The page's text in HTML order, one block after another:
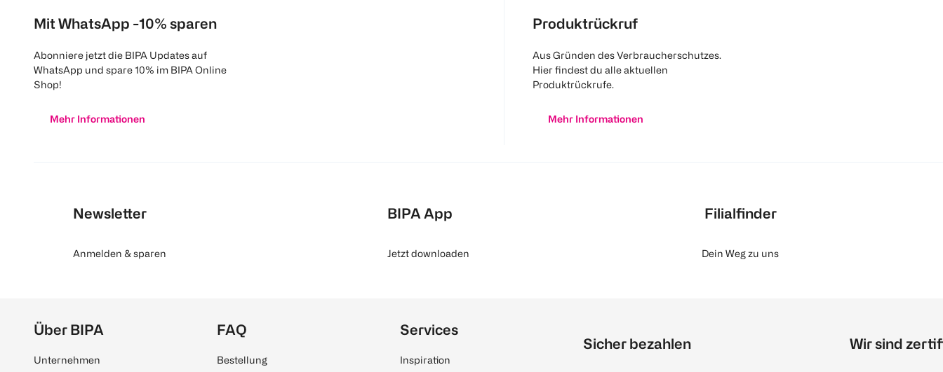
Mit WhatsApp -10% sparen
Abonniere jetzt die BIPA Updates auf
WhatsApp und spare 10% im BIPA Online
Shop!
Mehr Informationen
Produktrückruf
Aus Gründen des Verbraucherschutzes.
Hier findest du alle aktuellen
Produktrückrufe.
Mehr Informationen
Newsletter
Anmelden & sparen
BIPA App
Jetzt downloaden
Filialfinder
Dein Weg zu uns
Über BIPA
Unternehmen
FAQ
Bestellung
Services
Inspiration
Sicher bezahlen Wir sind